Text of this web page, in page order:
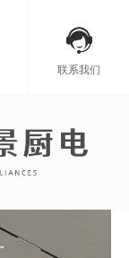
联系我们